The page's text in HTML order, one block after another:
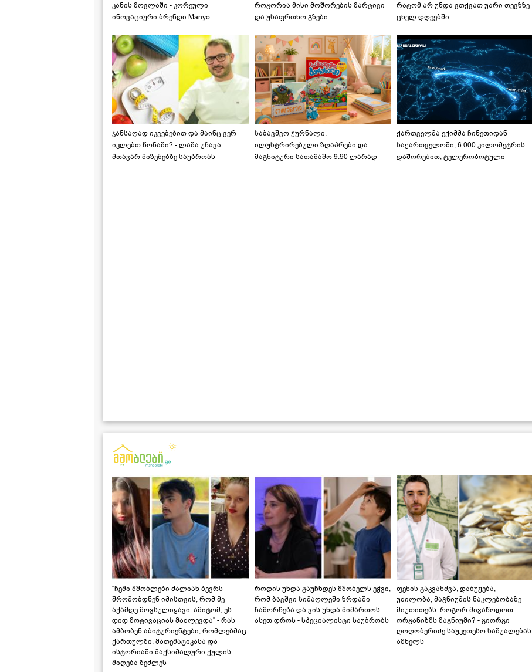
კანის მოვლაში - კორეული
ინოვაციური ბრენდი Manyo
როგორია მისი მოშორების მარტივი
და უსაფრთხო გზები
რატომ არ უნდა ვთქვათ უარი თევზზე
ცხელ დღეებში
ჯანსაღად იკვებებით და მაინც ვერ
იკლებთ წონაში? - ლაშა უჩავა
მთავარ მიზეზებზე საუბრობს
საბავშვო ჟურნალი,
ილუსტრირებული ზღაპრები და
მაგნიტური სათამაშო 9.90 ლარად -
ქართველმა ექიმმა ჩინეთიდან
საქართველოში, 6 000 კილომეტრის
დაშორებით, ტელერობოტული
"ჩემი მშობლები ძალიან ბევრს
შრომობდნენ იმისთვის, რომ მე
აქამდე მოვსულიყავი. ამიტომ, ეს
დიდ მოტივაციას მაძლევდა" - რას
ამბობენ აბიტურიენტები, რომლებმაც
ქართულში, მათემატიკასა და
ისტორიაში მაქსიმალური ქულის
მიღება შეძლეს
როდის უნდა გაუჩნდეს მშობელს ეჭვი,
რომ ბავშვი სიმაღლეში ზრდაში
ჩამორჩება და ვის უნდა მიმართოს
ასეთ დროს - სპეციალისტი საუბრობს
ფეხის გაკვანძვა, დაბუჟება,
უძილობა, მაგნიუმის ნაკლებობაზე
მიუთითებს. როგორ მივაწოდოთ
ორგანიზმს მაგნიუმი? - გიორგი
ღოღობერიძე საუკეთესო საშუალებას
ამხელს